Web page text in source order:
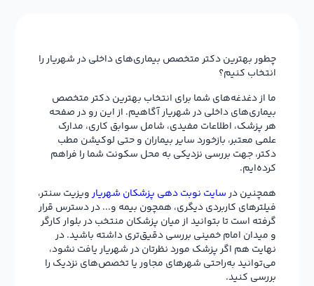
چطور بهترین دکتر متخصص بیماری‌های داخلی در شهریار را
انتخاب کنیم؟
ما از دغدغه‌های شما برای انتخاب بهترین دکتر متخصص
بیماری‌های داخلی در شهریار آگاهیم. از این رو در صفحه
هر پزشک، اطلاعات مفیدی، شامل سوابق کاری، مدارک
علمی معتبر، بازخورد سایر بیماران و حتی لوکیشن مطب
دکتر، جهت بررسی نزدیکی به محل سکونت شما را فراهم
کرده‌ایم.
همچنین درسایت نوبت دهی پزشکان شهریارویزیت سنتر،
فیلترهای کاربردی دیگری، همچون بیمه و... در دسترس قرار
گرفته است تا بتوانید از میان پزشکان منتخب در بلوار کارگر
و میدان امام خمینی بررسی دقیق‌تری داشته باشید. در
نهایت هم اگر پزشک مورد نظرتان در شهریار یافت نشود،
می‌توانید به‌راحتی شهرهای مجاور یا تخصص‌های نزدیک را
بررسی کنید.